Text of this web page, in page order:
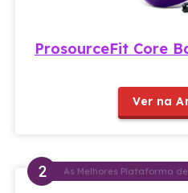
ProsourceFit Core
Ver na
As Melhores Plataforma